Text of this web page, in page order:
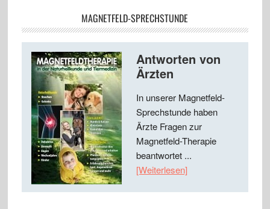
MAGNETFELD-SPRECHSTUNDE
Antworten von
Ärzten
In unserer Magnetfeld-
Sprechstunde haben
Ärzte Fragen zur
Magnetfeld-Therapie
beantwortet ...
[Weiterlesen]